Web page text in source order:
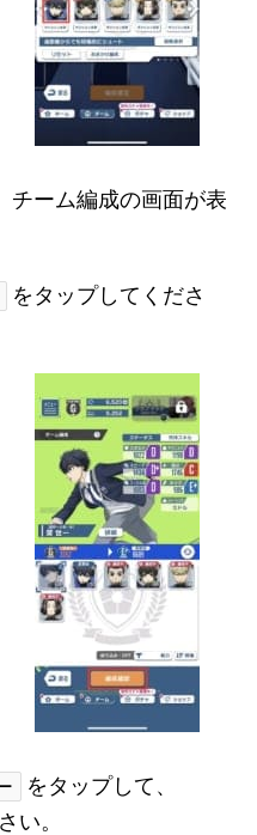
チーム編成の画面が表
をタップしてくださ
をタップして、
い。